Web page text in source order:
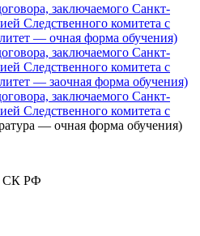
заключаемого Санкт-
Следственного комитета с
— очная форма обучения)
заключаемого Санкт-
Следственного комитета с
— заочная форма обучения)
заключаемого Санкт-
Следственного комитета с
— очная форма обучения)
СК РФ